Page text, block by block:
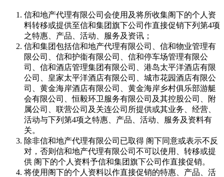
信和地产代理有限公司会使用及将所收集阁下的个人资
料转移或提供至信和集团旗下公司作直接促销下列第4项
之特惠、产品、活动、服务及资讯；
信和集团包括信和地产代理有限公司、信和物业管理有
限公司、信和护衞有限公司、信和停车场管理有限公
司、信和酒店管理集团有限公司、港岛太平洋酒店有限
公司、皇家太平洋酒店有限公司、城市花园酒店有限公
司、黄金海岸酒店有限公司、黄金海岸乡村俱乐部游艇
会有限公司、恒毅环卫服务有限公司及其控股公司、附
属公司、联营公司及关连公司所提供或其业务、经营、
活动与下列第4项之特惠、产品、活动、服务及资料有
关。
除非信和地产代理有限公司已取得 阁下同意或表示不反
对，否则信和地产代理有限公司不可以使用、转移或提
供 阁下的个人资料予信和集团旗下公司作直接促销。
将使用阁下的个人资料以作直接促销的特惠、产品、活